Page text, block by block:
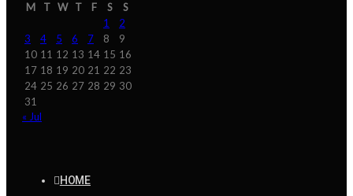
M T W T F S
S
1
2
3
4 5 6 7 8
9
10 11 12 13 14 15 16
17 18 19 20 21 22 23
24 25 26 27 28 29 30
31
« Jul
HOME